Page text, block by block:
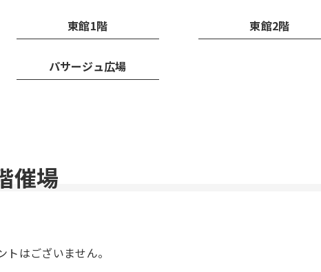
東館1階 東館2階
パサージュ広場
催場
はございません。